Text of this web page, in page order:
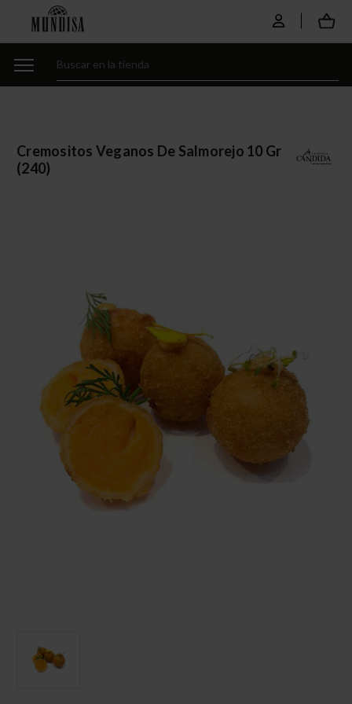
Cremositos Veganos De Salmorejo 10 Gr
(240)